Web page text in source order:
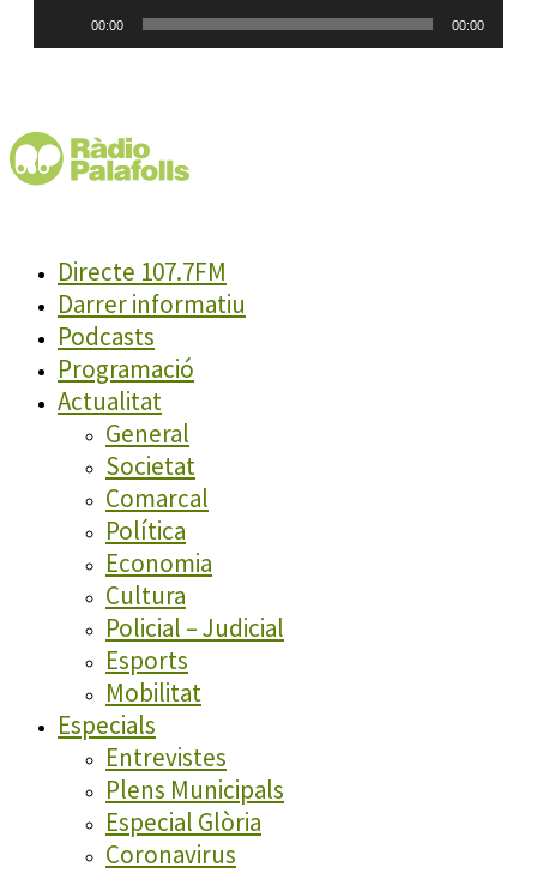
00:00 00:00
Directe 107.7FM
Darrer informatiu
Podcasts
Programació
Actualitat
General
Societat
Comarcal
Política
Economia
Cultura
Policial – Judicial
Esports
Mobilitat
Especials
Entrevistes
Plens Municipals
Especial Glòria
Coronavirus